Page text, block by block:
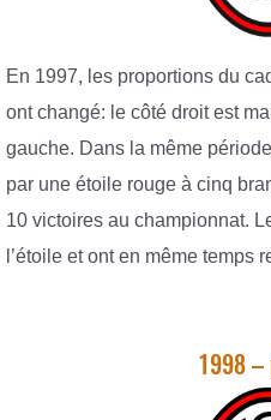
En 1997, les proportions du
ont changé: le côté droit est
gauche. Dans la même
par une étoile rouge à cinq
10 victoires au championnat.
l’étoile et ont en même temps
1998 –